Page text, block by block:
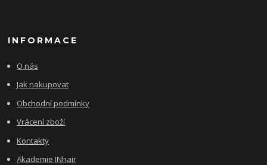
INFORMACE
O nás
Jak nakupovat
Obchodní podmínky
Vrácení zboží
Kontakty
Akademie INhair